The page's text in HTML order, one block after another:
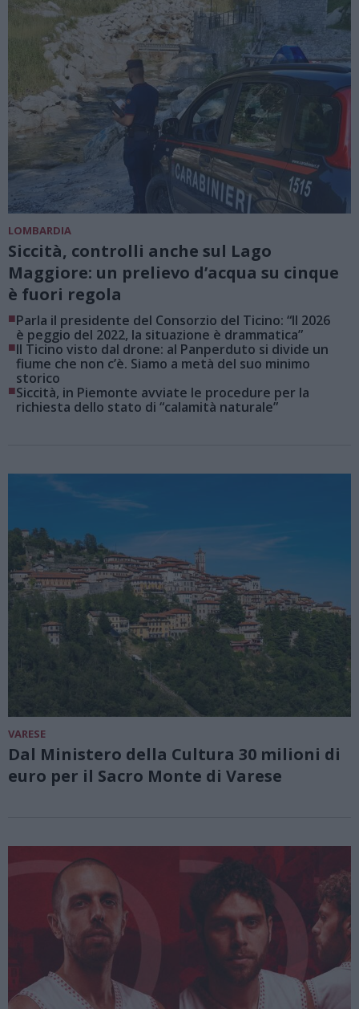
LOMBARDIA
Siccità, controlli anche sul Lago
Maggiore: un prelievo d’acqua su cinque
è fuori regola
■Parla il presidente del Consorzio del Ticino: “Il 2026
è peggio del 2022, la situazione è drammatica”
■Il Ticino visto dal drone: al Panperduto si divide un
fiume che non c’è. Siamo a metà del suo minimo
storico
■Siccità, in Piemonte avviate le procedure per la
richiesta dello stato di “calamità naturale”
VARESE
Dal Ministero della Cultura 30 milioni di
euro per il Sacro Monte di Varese